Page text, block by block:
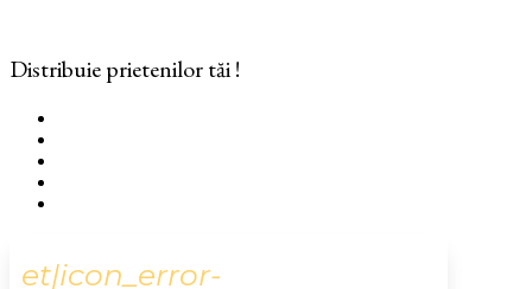
Distribuie prietenilor tăi !
et|icon_error-